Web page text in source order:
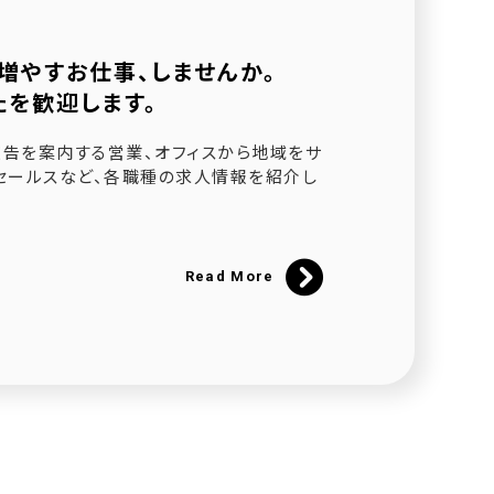
した
た
すお仕事、しませんか。
歓迎します。
を案内する営業、オフィスから地域をサ
ールスなど、各職種の求人情報を紹介し
Read More